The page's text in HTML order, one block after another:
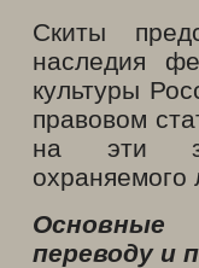
Скиты
наследия
культуры
правовом
на эти
Основные
переводу и